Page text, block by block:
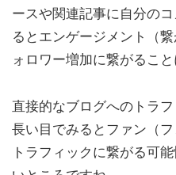
ースや関連記事に自分の
るとエンゲージメント（
ォロワー増加に繋がること
直接的なブログへのトラ
長い目でみるとファン（
トラフィックに繋がる可